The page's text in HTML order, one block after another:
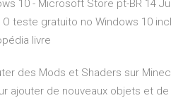
10 - Microsoft Store pt-BR 14
O teste gratuito no Windows 10
livre
des Mods et Shaders sur
ajouter de nouveaux objets et